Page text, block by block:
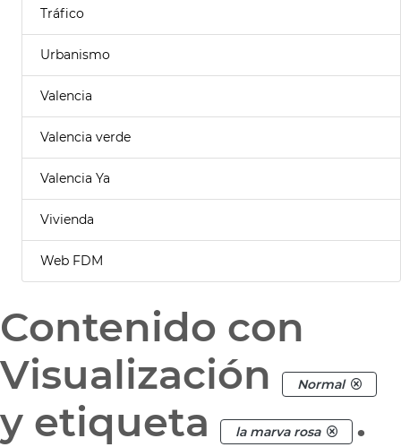
Tráfico
Urbanismo
Valencia
Valencia verde
Valencia Ya
Vivienda
Web FDM
Contenido con
Visualización
Normal
y etiqueta la marva rosa .